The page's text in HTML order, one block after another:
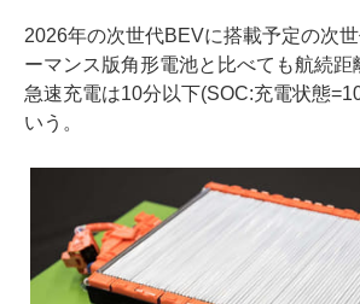
2026年の次世代BEVに搭載予定の次
ーマンス版角形電池と比べても航続距
急速充電は10分以下(SOC:充電状態
いう。